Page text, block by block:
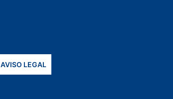
AVISO LEGAL